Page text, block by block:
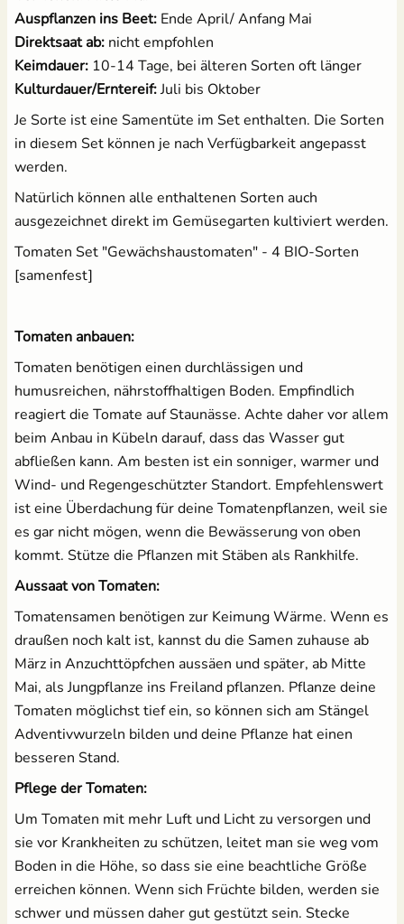
Auspflanzen ins Beet: Ende April/ Anfang Mai
Direktsaat ab: nicht empfohlen
Keimdauer: 10-14 Tage, bei älteren Sorten oft länger
Kulturdauer/Erntereif:Juli bis Oktober
Je Sorte ist eine Samentüte im Set enthalten. Die Sorten
in diesem Set können je nach Verfügbarkeit angepasst
werden.
Natürlich können alle enthaltenen Sorten auch
ausgezeichnet direkt im Gemüsegarten kultiviert werden.
Tomaten Set "Gewächshaustomaten" - 4 BIO-Sorten
[samenfest]
Tomaten anbauen:
Tomaten benötigen einen durchlässigen und
humusreichen, nährstoffhaltigen Boden. Empfindlich
reagiert die Tomate auf Staunässe. Achte daher vor allem
beim Anbau in Kübeln darauf, dass das Wasser gut
abfließen kann. Am besten ist ein sonniger, warmer und
Wind- und Regengeschützter Standort. Empfehlenswert
ist eine Überdachung für deine Tomatenpflanzen, weil sie
es gar nicht mögen, wenn die Bewässerung von oben
kommt. Stütze die Pflanzen mit Stäben als Rankhilfe.
Aussaat von Tomaten:
Tomatensamen benötigen zur Keimung Wärme. Wenn es
draußen noch kalt ist, kannst du die Samen zuhause ab
März in Anzuchttöpfchen aussäen und später, ab Mitte
Mai, als Jungpflanze ins Freiland pflanzen. Pflanze deine
Tomaten möglichst tief ein, so können sich am Stängel
Adventivwurzeln bilden und deine Pflanze hat einen
besseren Stand.
Pflege der Tomaten:
Um Tomaten mit mehr Luft und Licht zu versorgen und
sie vor Krankheiten zu schützen, leitet man sie weg vom
Boden in die Höhe, so dass sie eine beachtliche Größe
erreichen können. Wenn sich Früchte bilden, werden sie
schwer und müssen daher gut gestützt sein. Stecke